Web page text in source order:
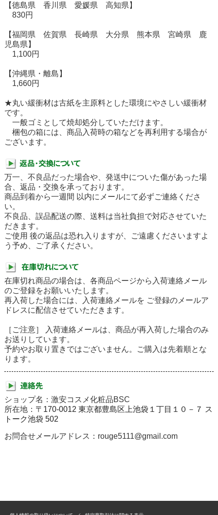
【徳島県 香川県 愛媛県 高知県】
830円
【福岡県 佐賀県 長崎県 大分県 熊本県 宮崎県 鹿
児島県】
1,100円
【沖縄県・離島】
1,660円
★丸い緩衝材は古紙を主原料とした環境にやさしい緩衝材
です。
一般ゴミとして焼却処分していただけます。
梱包の箱には、商品入荷時の箱などを再利用する場合が
ございます。
万一、不良品だった場合や、発送中についた傷があった場
合、返品・交換を承っております。
商品到着から一週間 以内にメールにて必ずご連絡くださ
い。
不良品、誤品配送の際、送料は当社負担で対応させていた
だきます。
ご使用 後の返品は恐れ入りますが、ご遠慮くださいますよ
う予め、ご了承ください。
在庫切れ商品の場合は、各商品ページから入荷連絡メール
のご登録をお願いいたします。
再入荷した場合には、入荷連絡メールを ご登録のメールア
ドレスに配信させていただきます。
［ご注意］ 入荷連絡メールは、商品が再入荷した場合のみ
お送りしています。
予約やお取り置きではございません。ご購入は先着順とな
ります。
ショップ名：激安コスメ化粧品BSC
所在地： 〒170-0012 東京都豊島区上池袋１丁目１０－７ ス
トーク池袋 502
お問合せメールアドレス：rouge5111@gmail.com